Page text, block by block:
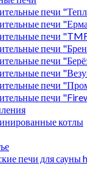
печи
печи
печи
печи
печи
печи
печи
печи
котлы
печи для сауны